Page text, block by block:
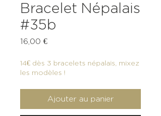
Bracelet Népalais
#35b
16,00 €Prix
14€ dès 3 bracelets népalais, mixez
les modèles !
Ajouter au panier